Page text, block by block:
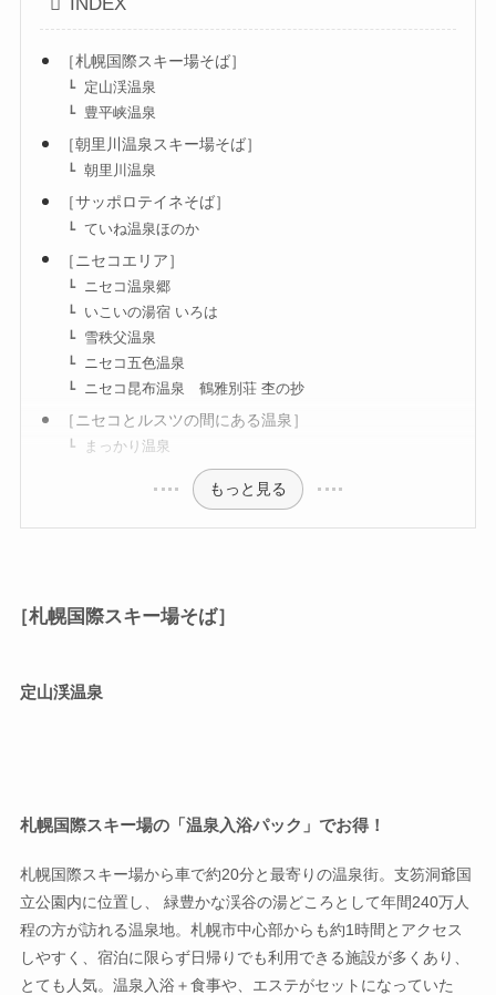
［札幌国際スキー場そば］
定山渓温泉
豊平峡温泉
［朝里川温泉スキー場そば］
朝里川温泉
［サッポロテイネそば］
ていね温泉ほのか
［ニセコエリア］
ニセコ温泉郷
いこいの湯宿 いろは
雪秩父温泉
ニセコ五色温泉
ニセコ昆布温泉 鶴雅別荘 杢の抄
［ニセコとルスツの間にある温泉］
まっかり温泉
もっと見る
［札幌国際スキー場そば］
定山渓温泉
札幌国際スキー場の「温泉入浴パック」でお得！
札幌国際スキー場から車で約20分と最寄りの温泉街。支笏洞爺国
立公園内に位置し、 緑豊かな渓谷の湯どころとして年間240万人
程の方が訪れる温泉地。札幌市中心部からも約1時間とアクセス
しやすく、宿泊に限らず日帰りでも利用できる施設が多くあり、
とても人気。温泉入浴＋食事や、エステがセットになっていた